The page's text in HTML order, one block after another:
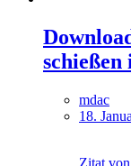
schießen
mdac
18.
Zitat